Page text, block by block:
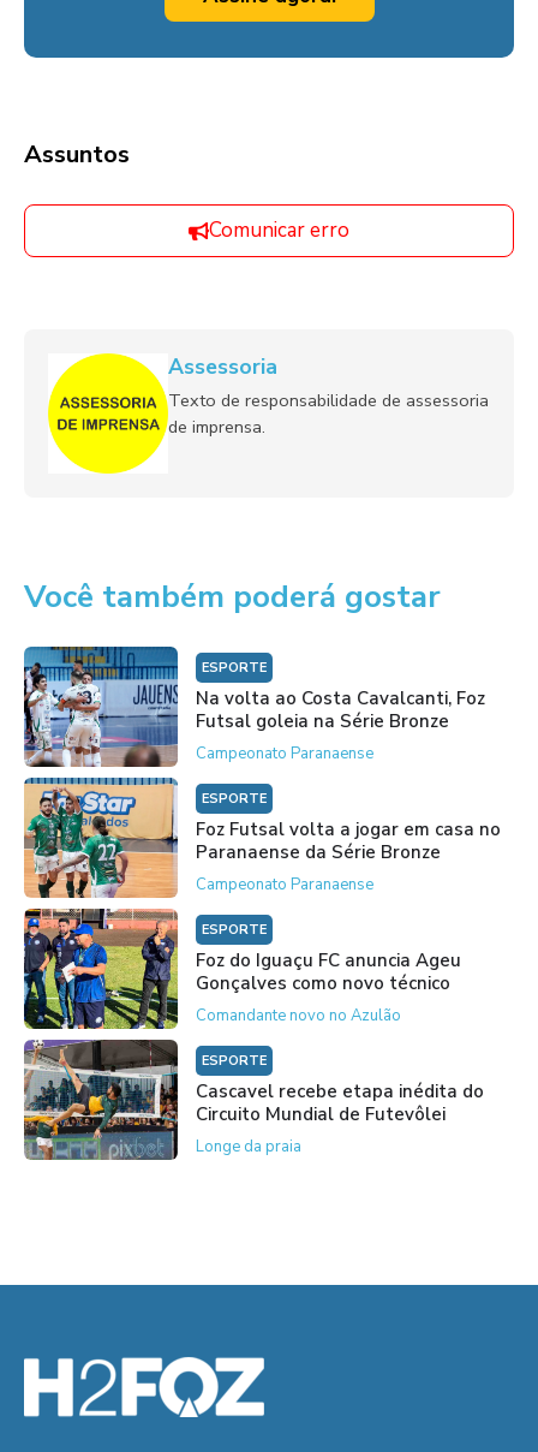
Assuntos
Comunicar erro
Assessoria
Texto de responsabilidade de assessoria
de imprensa.
Você também poderá gostar
ESPORTE
Na volta ao Costa Cavalcanti, Foz
Futsal goleia na Série Bronze
Campeonato Paranaense
ESPORTE
Foz Futsal volta a jogar em casa no
Paranaense da Série Bronze
Campeonato Paranaense
ESPORTE
Foz do Iguaçu FC anuncia Ageu
Gonçalves como novo técnico
Comandante novo no Azulão
ESPORTE
Cascavel recebe etapa inédita do
Circuito Mundial de Futevôlei
Longe da praia